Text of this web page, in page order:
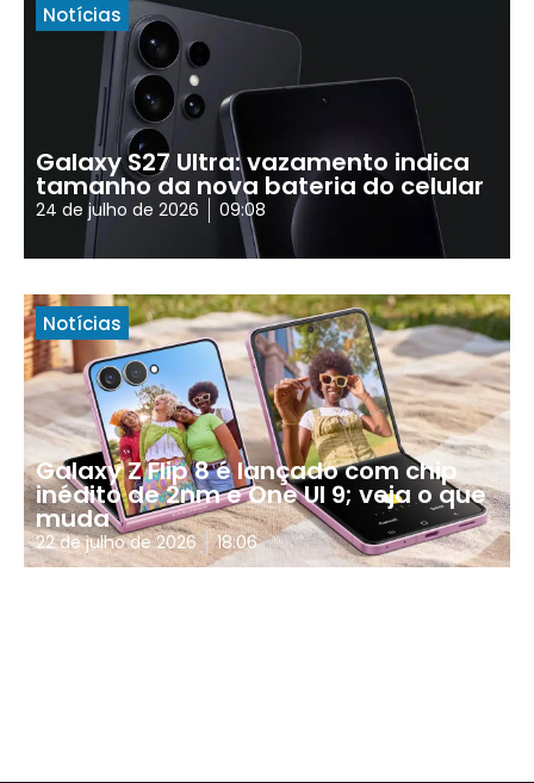
Notícias
Galaxy S27 Ultra: vazamento indica
tamanho da nova bateria do celular
24 de julho de 2026 09:08
Notícias
Galaxy Z Flip 8 é lançado com chip
inédito de 2nm e One UI 9; veja o que
muda
22 de julho de 2026 18:06